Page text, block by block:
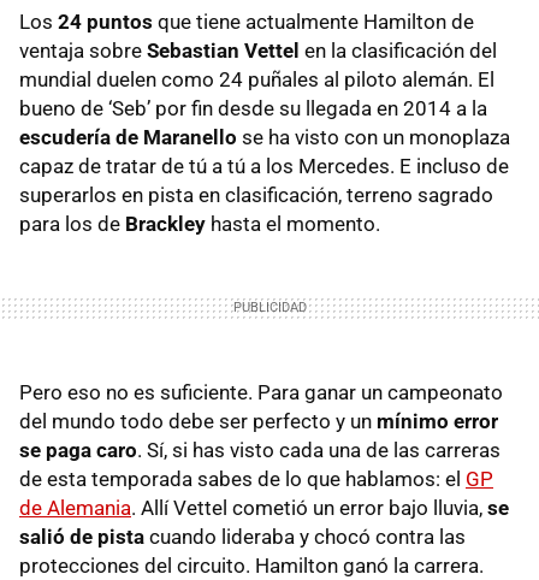
Los 24 puntos que tiene actualmente Hamilton de
ventaja sobre Sebastian Vettel en la clasificación del
mundial duelen como 24 puñales al piloto alemán. El
bueno de ‘Seb’ por fin desde su llegada en 2014 a la
escudería de Maranello se ha visto con un monoplaza
capaz de tratar de tú a tú a los Mercedes. E incluso de
superarlos en pista en clasificación, terreno sagrado
para los de Brackley hasta el momento.
Pero eso no es suficiente. Para ganar un campeonato
del mundo todo debe ser perfecto y un mínimo error
se paga caro. Sí, si has visto cada una de las carreras
de esta temporada sabes de lo que hablamos: el GP
de Alemania. Allí Vettel cometió un error bajo lluvia, se
salió de pista cuando lideraba y chocó contra las
protecciones del circuito. Hamilton ganó la carrera.